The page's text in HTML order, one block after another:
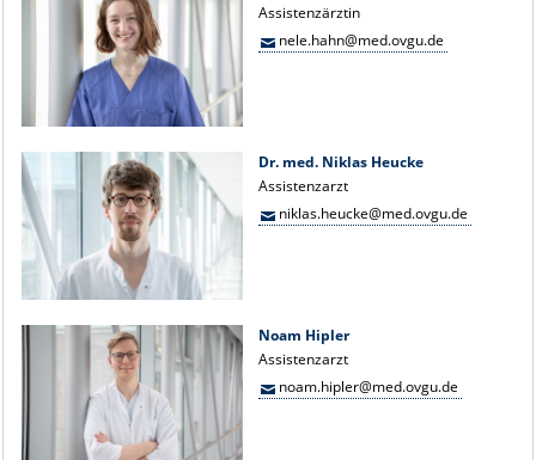
Assistenzärztin
nele.hahn@med.ovgu.de
Dr. med. Niklas Heucke
Assistenzarzt
niklas.heucke@med.ovgu.de
Noam Hipler
Assistenzarzt
noam.hipler@med.ovgu.de